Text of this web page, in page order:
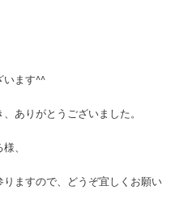
います^^
ありがとうございました。
、
ますので、どうぞ宜しくお願い